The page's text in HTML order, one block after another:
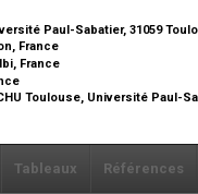
Paul-Sabatier, 31059
France
France
Toulouse, Université Paul-
Tableaux Références